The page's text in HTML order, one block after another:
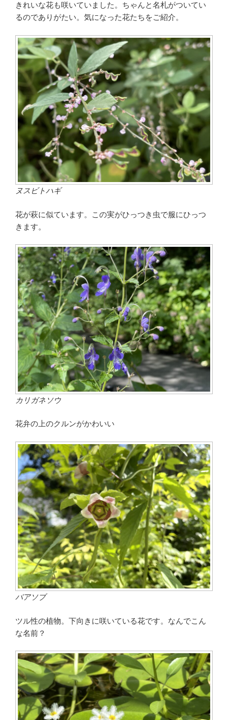
きれいな花も咲いていました。ちゃんと名札がついてい
るのでありがたい。気になった花たちをご紹介。
ヌスビトハギ
花が萩に似ています。この実がひっつき虫で服にひっつ
きます。
カリガネソウ
花弁の上のクルンがかわいい
バアソブ
ツル性の植物。下向きに咲いている花です。なんでこん
な名前？